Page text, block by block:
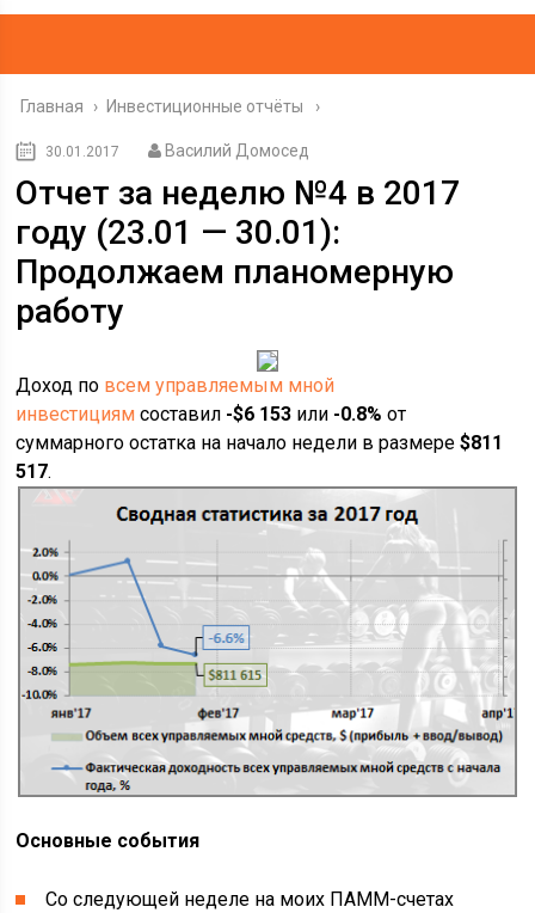
Главная › Инвестиционные отчёты
30.01.2017 Василий Домосед
Отчет за неделю №4 в 2017
году (23.01 — 30.01):
Продолжаем планомерную
работу
Доход по всем управляемым мной
инвестициям составил -$6 153 или -0.8%от
суммарного остатка на начало недели в размере$811
517.
Основные события
Со следующей неделе на моих ПАММ-счетах